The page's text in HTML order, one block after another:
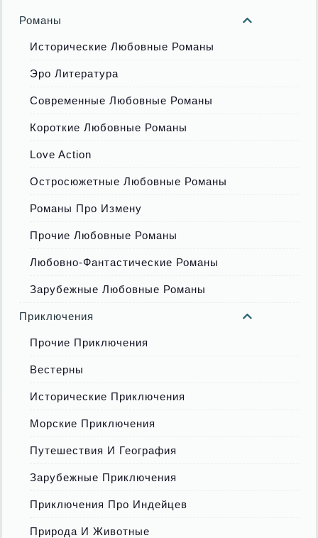
Романы
Исторические Любовные Романы
Эро Литература
Современные Любовные Романы
Короткие Любовные Романы
Love Action
Остросюжетные Любовные Романы
Романы Про Измену
Прочие Любовные Романы
Любовно-Фантастические Романы
Зарубежные Любовные Романы
Приключения
Прочие Приключения
Вестерны
Исторические Приключения
Морские Приключения
Путешествия И География
Зарубежные Приключения
Приключения Про Индейцев
Природа И Животные